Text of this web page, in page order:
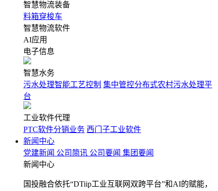
智慧物流装备
料箱穿梭车
智慧物流软件
AI应用
电子信息
智慧水务
污水处理智能工艺控制 集中管控分布式农村污水处理平
台
工业软件代理
PTC软件分销业务 西门子工业软件
新闻中心
党建新闻 公司简讯 公司要闻 集团要闻
新闻中心
国投融合依托“DTiip工业互联网双跨平台”和AI的赋能，